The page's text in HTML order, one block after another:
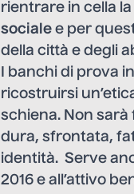
rientrare in cella
sociale e per
della città e degli
I banchi di prova
ricostruirsi
schiena. Non sarà
dura, sfrontata,
identità. Serve
2016 e all’attivo